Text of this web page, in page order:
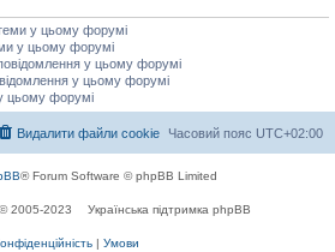
у цьому форумі
у цьому форумі
у цьому форумі
у цьому форумі
цьому форумі
Часовий пояс UTC+02:00
Видалити файли cookie
® Forum Software © phpBB Limited
© 2005-2023 Українська підтримка phpBB
| Умови